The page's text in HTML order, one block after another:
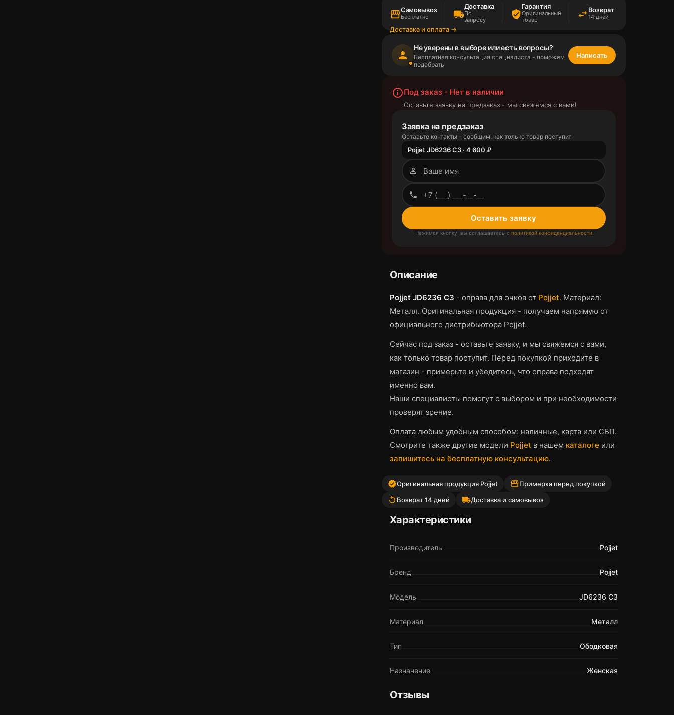
storefrontСамовывоз
Бесплатно local_shipping
Доставка
По
запросу
verified_user
Гарантия
Оригинальный
товар
swap_horiz Возврат
14 дней
Доставка и оплата →
person
Не уверены в выборе или есть вопросы?
Бесплатная консультация специалиста - поможем
подобрать
Написать
info_outlineПод заказ - Нет в наличии
Оставьте заявку на предзаказ - мы свяжемся с вами!
Заявка на предзаказ
Оставьте контакты - сообщим, как только товар поступит
Pojjet JD6236 C3 · 4 600 ₽
person_outline
phone_outlined
Оставить заявку
Нажимая кнопку, вы соглашаетесь с политикой конфиденциальности
Описание
Pojjet JD6236 C3 - оправа для очковот Pojjet. Материал:
Металл. Оригинальная продукция - получаем напрямую от
официального дистрибьютора Pojjet.
Сейчас под заказ - оставьте заявку, и мы свяжемся с вами,
как только товар поступит. Перед покупкой приходите в
магазин - примерьте и убедитесь, что оправаподходят
именно вам.
Наши специалисты помогут с выбором и при необходимости
проверят зрение.
Оплата любым удобным способом: наличные, карта или СБП.
Смотрите также другие модели Pojjet в нашем каталоге или
запишитесь на бесплатную консультацию.
verifiedОригинальная продукция Pojjet storefrontПримерка перед покупкой
replay Возврат 14 дней local_shippingДоставка и самовывоз
Характеристики
Производитель Pojjet
Бренд Pojjet
Модель JD6236 C3
Материал Металл
Тип Ободковая
Назначение Женская
Отзывы